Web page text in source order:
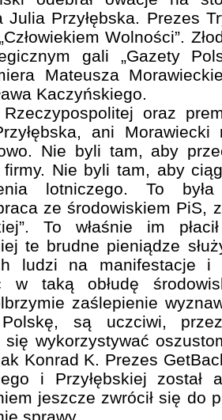
Julia Przyłębska. Prezes
Wolności”.
gali „Gazety
Mateusza
Kaczyńskiego.
oraz
ani
Nie byli tam, aby
firmy. Nie byli tam, aby
lotniczego. To była
ze środowiskiem PiS,
To właśnie im
te brudne pieniądze
ludzi na manifestacje
w taką obłudę
zaślepienie
są uczciwi,
wykorzystywać
Konrad K. Prezes
i Przyłębskiej został
jeszcze zwrócił się do